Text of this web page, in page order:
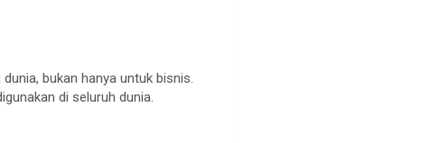
bukan hanya untuk bisnis.
di seluruh dunia.